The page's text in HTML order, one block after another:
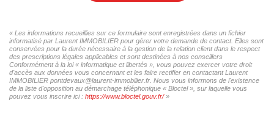
« Les informations recueillies sur ce formulaire sont enregistrées dans un fichier
informatisé par Laurent IMMOBILIER pour gérer votre demande de contact. Elles sont
conservées pour la durée nécessaire à la gestion de la relation client dans le respect
des prescriptions légales applicables et sont destinées à nos conseillers
Conformément à la loi « informatique et libertés », vous pouvez exercer votre droit
d'accès aux données vous concernant et les faire rectifier en contactant Laurent
IMMOBILIER pontdevaux@laurent-immobilier.fr. Nous vous informons de l'existence
de la liste d'opposition au démarchage téléphonique « Bloctel », sur laquelle vous
pouvez vous inscrire ici : https://www.bloctel.gouv.fr/»